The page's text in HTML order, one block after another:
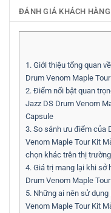
ĐÁNH GIÁ KHÁCH HÀNG
1. Giới thiệu tổng quan
Drum Venom Maple
2. Điểm nổi bật quan
Jazz DS Drum Venom
Capsule
3. So sánh ưu điểm của
Venom Maple Tour Kit
chọn khác trên thị trường
4. Giá trị mang lại khi sở
Drum Venom Maple
5. Những ai nên sử dụng
Venom Maple Tour Kit